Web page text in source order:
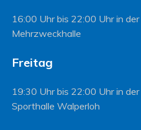
16:00 Uhr bis 22:00 Uhr in der
Mehrzweckhalle
Freitag
19:30 Uhr bis 22:00 Uhr in der
Sporthalle Walperloh